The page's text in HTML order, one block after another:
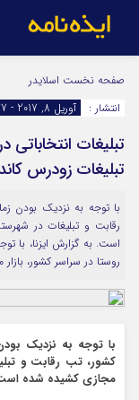
اینستاگرام
سروش
آپارات
رمز عبور
مرا به خاطر بسپار
صفحه نخست اسلایدر
انتشار :
آوریل 8, 2017 - 10:37 ق.ظ
تبلیغات
تبلیغات زودرس
با توجه به نزدیک بودن
رقابت و تبلیغات در
است. به گزارش ایزنا، با
روستا در سراسر کشور،
با توجه به نزدیک
کشور، تب رقابت و
مجازی کشیده شده